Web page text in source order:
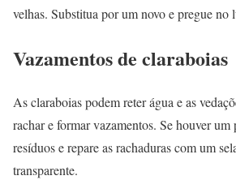
velhas. Substitua por um novo e pregue no
Vazamentos de claraboias
As claraboias podem reter água e as
rachar e formar vazamentos. Se houver
resíduos e repare as rachaduras com um
transparente.